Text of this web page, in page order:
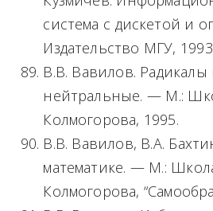
система с дискетой и
Издательство МГУ,
В.В. Вавилов.
нейтральные. — М.:
Колмогорова, 1995.
В.В. Вавилов, В.А.
математике. — М.:
Колмогорова,